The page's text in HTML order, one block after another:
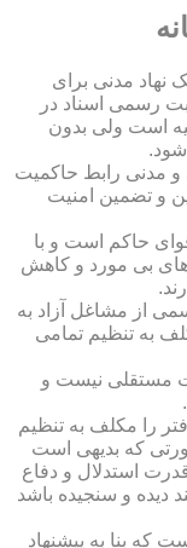
نهاد مدنی برای
رسمی اسناد در
است ولی بدون
مدنی رابط حاکمیت
و تضمین امنیت
حاکم است و با
های بی مورد و کاهش
از مشاغل آزاد به
به تنظیم تمامی
مستقلی نیست و
را مکلف به تنظیم
که بدیهی است
استدلال و دفاع
دیده و سنجیده باشد
که بنا به پیشنهاد